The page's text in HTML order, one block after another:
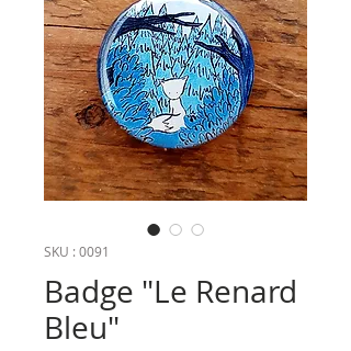
SKU : 0091
Badge "Le Renard
Bleu"